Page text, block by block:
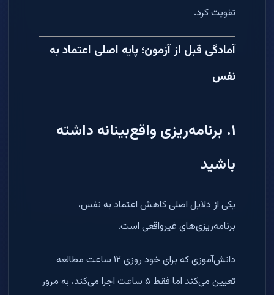
تقویت کرد.
آمادگی قبل از آزمون؛ پایه اصلی اعتماد به
نفس
۱. برنامه‌ریزی واقع‌بینانه داشته
باشید
یکی از دلایل اصلی کاهش اعتماد به نفس،
برنامه‌ریزی‌های غیرواقعی است.
دانش‌آموزی که برای خود روزی ۱۲ ساعت مطالعه
تعیین می‌کند اما فقط ۵ ساعت اجرا می‌کند، به مرور